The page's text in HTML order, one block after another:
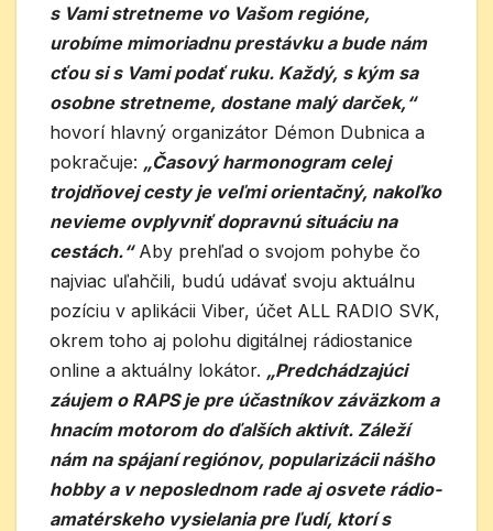
s Vami stretneme vo Vašom regióne,
urobíme mimoriadnu prestávku a bude nám
cťou si s Vami podať ruku. Každý, s kým sa
osobne stretneme, dostane malý darček,“
hovorí hlavný organizátor Démon Dubnica a
pokračuje: „Časový harmonogram celej
trojdňovej cesty je veľmi orientačný, nakoľko
nevieme ovplyvniť dopravnú situáciu na
cestách.“Aby prehľad o svojom pohybe čo
najviac uľahčili, budú udávať svoju aktuálnu
pozíciu v aplikácii Viber, účet ALL RADIO SVK,
okrem toho aj polohu digitálnej rádiostanice
online a aktuálny lokátor. „Predchádzajúci
záujem o RAPS je pre účastníkov záväzkom a
hnacím motorom do ďalších aktivít. Záleží
nám na spájaní regiónov, popularizácii nášho
hobby a v neposlednom rade aj osvete rádio-
amatérskeho vysielania pre ľudí, ktorí s